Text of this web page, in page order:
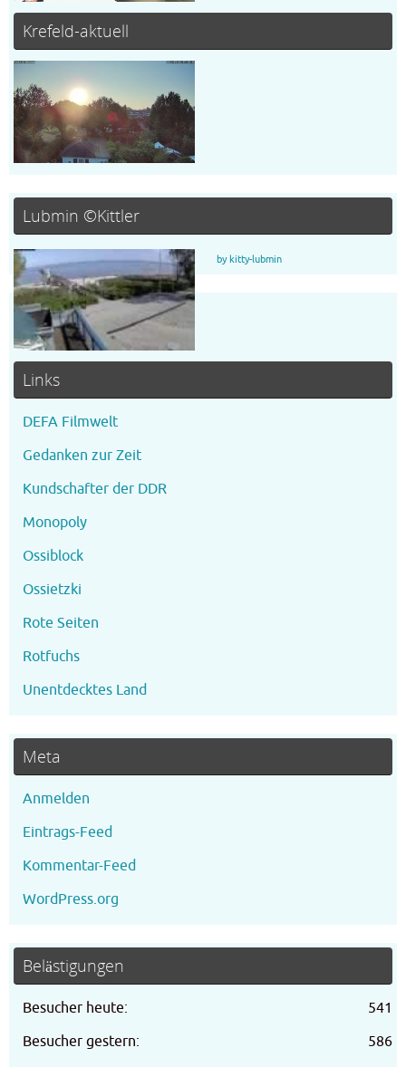
Krefeld-aktuell
Lubmin ©Kittler
by kitty-lubmin
Links
DEFA Filmwelt
Gedanken zur Zeit
Kundschafter der DDR
Monopoly
Ossiblock
Ossietzki
Rote Seiten
Rotfuchs
Unentdecktes Land
Meta
Anmelden
Eintrags-Feed
Kommentar-Feed
WordPress.org
Belästigungen
541
Besucher heute:
586
Besucher gestern: